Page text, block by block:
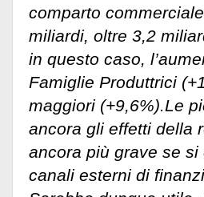
comparto
miliardi, oltre 3,2
in questo caso,
Famiglie Produttrici
maggiori (+9,6%).Le
ancora gli effetti della
ancora più grave se
canali esterni di